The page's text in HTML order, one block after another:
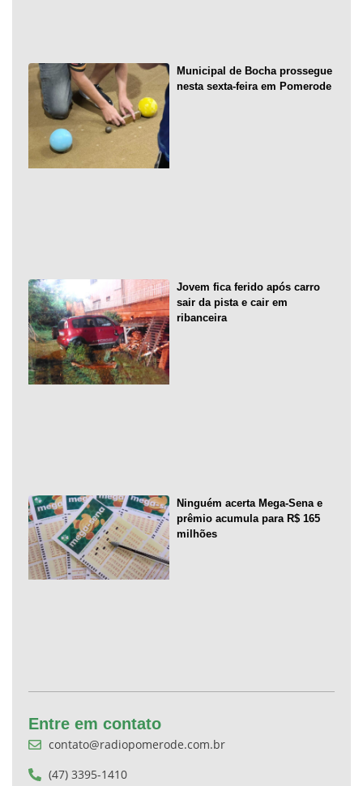
Municipal de Bocha prossegue
nesta sexta-feira em Pomerode
Jovem fica ferido após carro
sair da pista e cair em
ribanceira
Ninguém acerta Mega-Sena e
prêmio acumula para R$ 165
milhões
Entre em contato
contato@radiopomerode.com.br
(47) 3395-1410